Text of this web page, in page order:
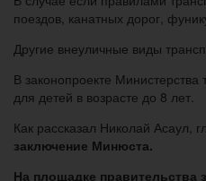
поездов, канатных дорог,
Другие внеуличные виды
В законопроекте Министерства
для детей в возрасте до 8 лет.
Как рассказал Николай Асаул,
заключение Минюста.
На площадке правительства